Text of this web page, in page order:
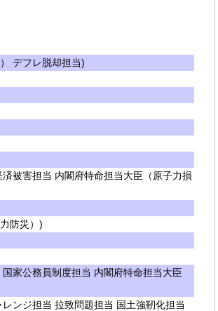
デフレ脱却担当)
被害担当 内閣府特命担当大臣（原子力損
防災）)
家公務員制度担当 内閣府特命担当大臣
ンジ担当 拉致問題担当 国土強靭化担当